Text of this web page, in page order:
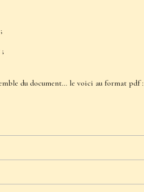
;
;
du document… le voici au format pdf :